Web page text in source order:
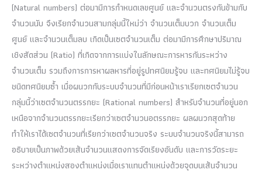
(Natural numbers) ต่อมามีการกำหนดเลขศูนย์ และจำนวนตรงกันข้ามกับ
จำนวนนับ จึงเรียกจำนวนสามกลุ่มนี้ใหม่ว่า จำนวนเต็มบวก จำนวนเต็ม
ศูนย์ และจำนวนเต็มลบ เกิดเป็นเซตจำนวนเต็ม ต่อมามีการศึกษาปริมาณ
เชิงสัดส่วน (Ratio) ที่เกิดจากการแบ่งในลักษณะการหารกันระหว่าง
จำนวนเต็ม รวมถึงการการหาผลหารที่อยู่รูปทศนิยมรู้จบ และทศนิยมไม่รู้จบ
ชนิดทศนิยมซ้ำ เมื่อผนวกกับระบบจำนวนที่มีก่อนหน้าเราเรียกเซตจำนวน
กลุ่มนี้ว่าเซตจำนวนตรรกยะ (Rational numbers) สำหรับจำนวนที่อยู่นอก
เหนือจากจำนวนตรรกยะเรียกว่าเซตจำนวนอตรรกยะ ผลผนวกสุดท้าย
ทำให้เราได้เซตจำนวนที่เรียกว่าเซตจำนวนจริง ระบบจำนวนจริงนี้สามารถ
อธิบายเป็นภาพด้วยเส้นจำนวนแสดงการจัดเรียงอันดับ และการวัดระยะ
ระหว่างตำแหน่งสองตำแหน่งเมื่อเราแทนตำแหน่งด้วยจุดบนเส้นจำนวน